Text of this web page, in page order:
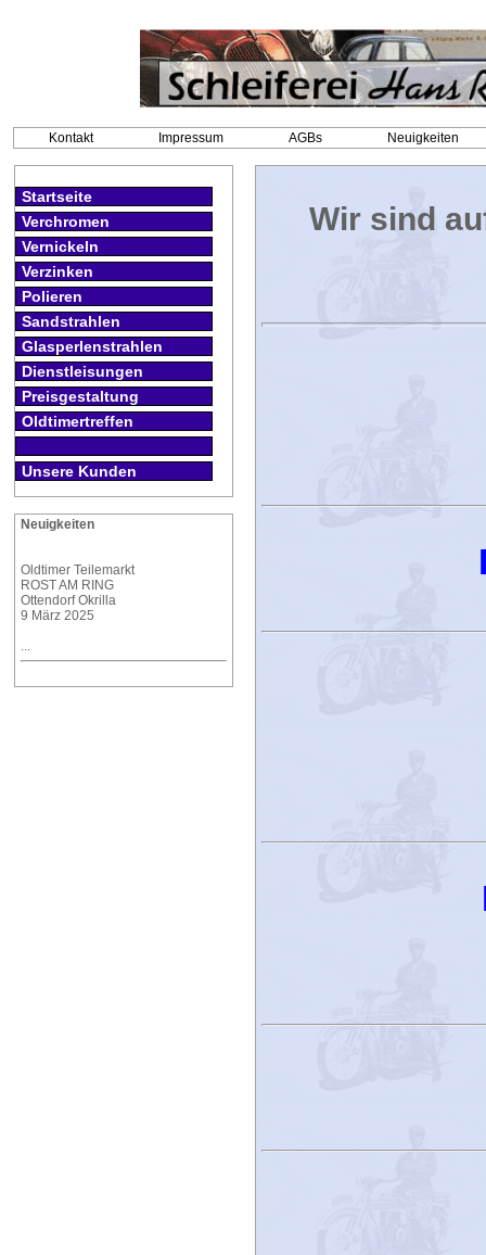
Kontakt Impressum AGBs Neuigkeiten
Startseite
Verchromen
Vernickeln
Verzinken
Polieren
Sandstrahlen
Glasperlenstrahlen
Dienstleisungen
Preisgestaltung
Oldtimertreffen
Unsere Kunden
Neuigkeiten
Oldtimer Teilemarkt
ROST AM RING
Ottendorf Okrilla
9 März 2025
...
Wir sind